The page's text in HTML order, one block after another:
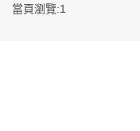
當頁瀏覽:1